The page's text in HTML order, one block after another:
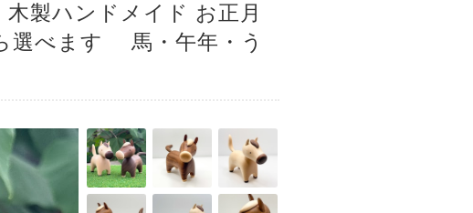
製ハンドメイド お正月
選べます 馬・午年・う